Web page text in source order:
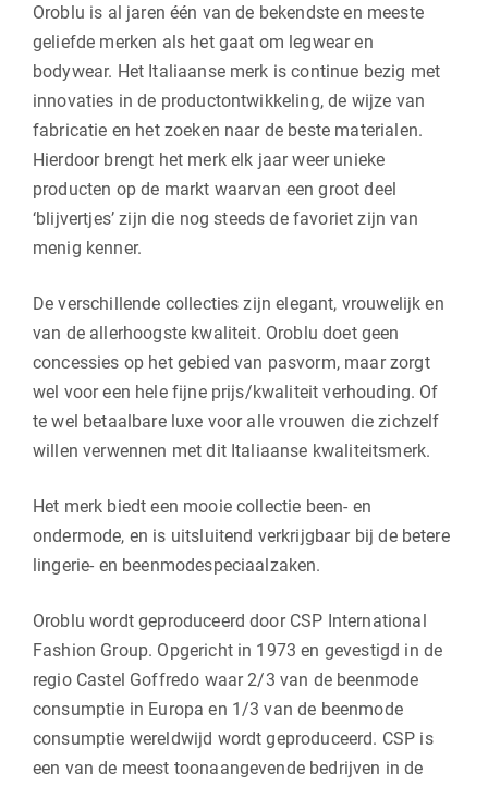
Oroblu is al jaren één van de bekendste en meeste
geliefde merken als het gaat om legwear en
bodywear. Het Italiaanse merk is continue bezig met
innovaties in de productontwikkeling, de wijze van
fabricatie en het zoeken naar de beste materialen.
Hierdoor brengt het merk elk jaar weer unieke
producten op de markt waarvan een groot deel
‘blijvertjes’ zijn die nog steeds de favoriet zijn van
menig kenner.
De verschillende collecties zijn elegant, vrouwelijk en
van de allerhoogste kwaliteit. Oroblu doet geen
concessies op het gebied van pasvorm, maar zorgt
wel voor een hele fijne prijs/kwaliteit verhouding. Of
te wel betaalbare luxe voor alle vrouwen die zichzelf
willen verwennen met dit Italiaanse kwaliteitsmerk.
Het merk biedt een mooie collectie been- en
ondermode, en is uitsluitend verkrijgbaar bij de betere
lingerie- en beenmodespeciaalzaken.
Oroblu wordt geproduceerd door CSP International
Fashion Group. Opgericht in 1973 en gevestigd in de
regio Castel Goffredo waar 2/3 van de beenmode
consumptie in Europa en 1/3 van de beenmode
consumptie wereldwijd wordt geproduceerd. CSP is
een van de meest toonaangevende bedrijven in de